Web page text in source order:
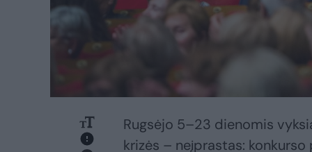
Rugsėjo 5–23 dienomis
krizės – neįprastas: